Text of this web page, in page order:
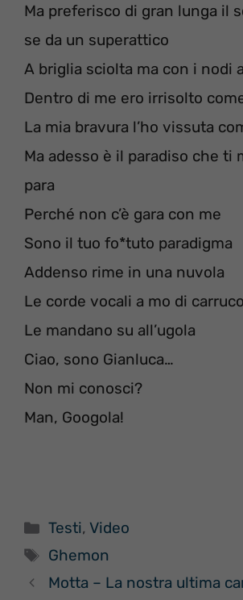
Ma preferisco di gran lunga il
se da un superattico
A briglia sciolta ma con i nodi
Dentro di me ero irrisolto
La mia bravura l’ho vissuta
Ma adesso è il paradiso che ti
para
Perché non c’è gara con me
Sono il tuo fo*tuto paradigma
Addenso rime in una nuvola
Le corde vocali a mo di
Le mandano su all’ugola
Ciao, sono Gianluca…
Non mi conosci?
Man, Googola!
Categorie
Testi,Video
Tag
Ghemon
Motta – La nostra ultima